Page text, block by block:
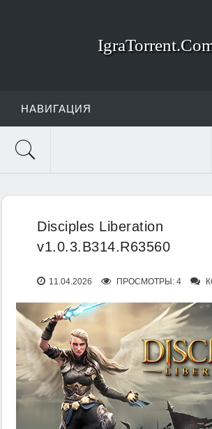
НАВИГАЦИЯ
Disciples Liberation
v1.0.3.B314.R63560
11.04.2026 ПРОСМОТРЫ: 4